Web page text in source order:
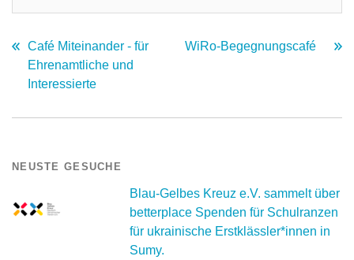
Café Miteinander - für
Ehrenamtliche und
Interessierte
WiRo-Begegnungscafé
NEUSTE GESUCHE
Blau-Gelbes Kreuz e.V. sammelt über
betterplace Spenden für Schulranzen
für ukrainische Erstklässler*innen in
Sumy.